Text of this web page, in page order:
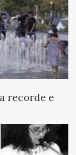
recorde e